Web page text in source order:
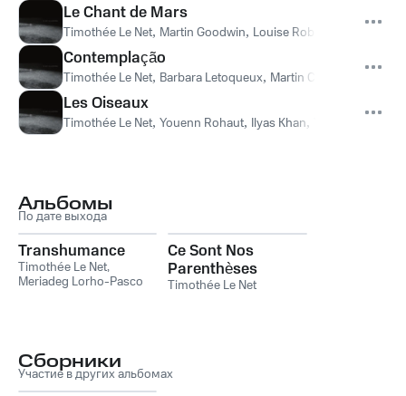
Le Chant de Mars
Timothée Le Net, Martin Goodwin, Louise Robard Jeff Alluin
Contemplação
Timothée Le Net, Barbara Letoqueux, Martin Chapron
Les Oiseaux
Timothée Le Net, Youenn Rohaut, Ilyas Khan,
Альбомы
По дате выхода
Transhumance
Timothée Le Net,
Meriadeg Lorho-Pasco
Ce Sont Nos
Parenthèses
Timothée Le Net
Сборники
Участие в других альбомах